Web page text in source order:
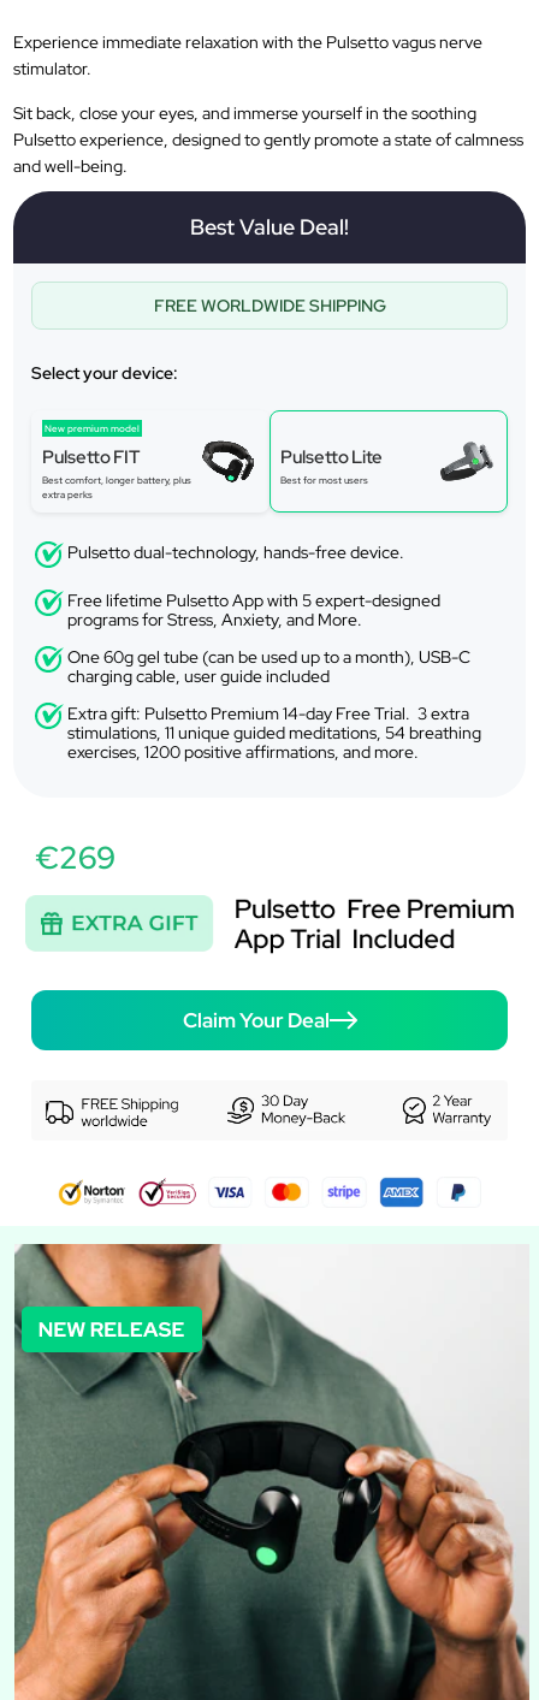
Experience immediate relaxation with the Pulsetto vagus nerve
stimulator.
Sit back, close your eyes, and immerse yourself in the soothing
Pulsetto experience, designed to gently promote a state of calmness
and well-being.
Best Value Deal!
FREE WORLDWIDE SHIPPING
Select your device:
New premium model
Pulsetto FIT
Best comfort, longer battery, plus
extra perks
Pulsetto Lite
Best for most users
Pulsetto dual-technology, hands-free device.
Free lifetime Pulsetto App with 5 expert-designed
programs for Stress, Anxiety, and More.
One 60g gel tube (can be used up to a month), USB-C
charging cable, user guide included
Extra gift: Pulsetto Premium 14-day Free Trial. 3 extra
stimulations, 11 unique guided meditations, 54 breathing
exercises, 1200 positive affirmations, and more.
€269
Claim Your Deal